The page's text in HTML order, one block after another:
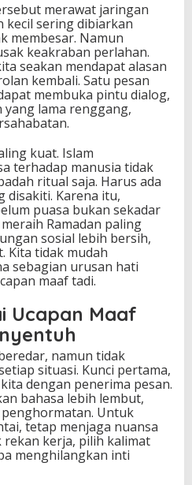
merawat jaringan
kecil sering dibiarkan
membesar. Namun
keakraban perlahan.
seakan mendapat alasan
kembali. Satu pesan
membuka pintu dialog,
lama renggang,
kuat. Islam
terhadap manusia tidak
ritual saja. Harus ada
disakiti. Karena itu,
puasa bukan sekadar
Ramadan paling
sosial lebih bersih,
Kita tidak mudah
sebagian urusan hati
maaf tadi.
Ucapan Maaf
namun tidak
situasi. Kunci pertama,
dengan penerima pesan.
bahasa lebih lembut,
Untuk
tetap menjaga nuansa
rekan kerja, pilih kalimat
menghilangkan inti